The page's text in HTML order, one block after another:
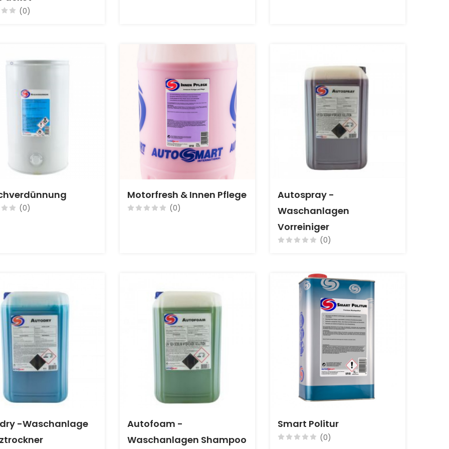
(0)
(0)
Motorfresh & Innen Pflege
(0)
Autospray -
Waschanlagen
Vorreiniger
(0)
-Waschanlage
Autofoam -
Waschanlagen Shampoo
Smart Politur
(0)